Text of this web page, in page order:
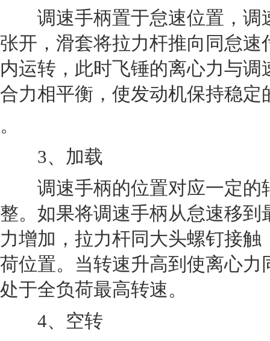
调速手柄置于怠速位置，调
张开，滑套将拉力杆推向同怠
内运转，此时飞锤的离心力与
合力相平衡，使发动机保持稳定
。
3、加载
调速手柄的位置对应一定的
整。如果将调速手柄从怠速移
力增加，拉力杆同大头螺钉接
荷位置。当转速升高到使离心
处于全负荷最高转速。
4、空转